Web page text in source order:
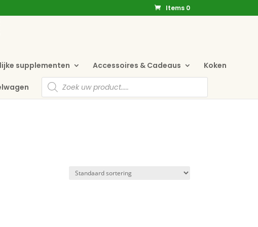
Items 0
supplementen Accessoires & Cadeaus Koken
Producten
zoeken